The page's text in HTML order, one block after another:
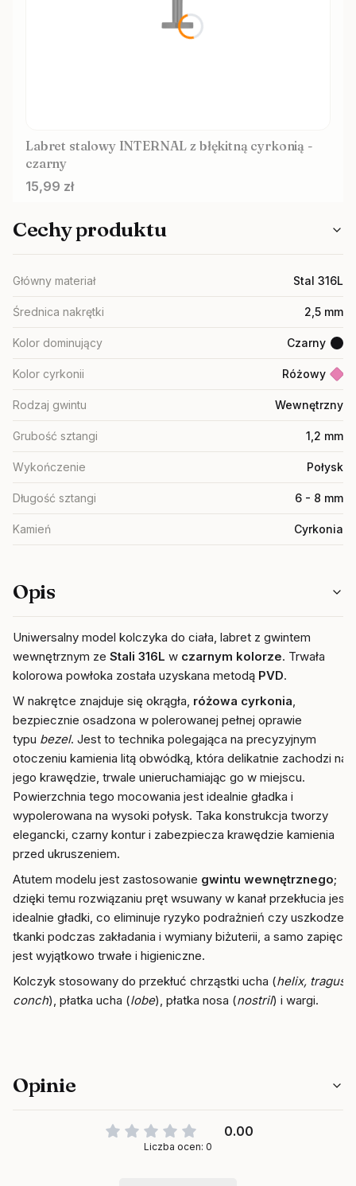
Labret stalowy INTERNAL z błękitną cyrkonią -
czarny
Cena
15,99 zł
Cechy produktu
Główny materiał Stal 316L
Średnica nakrętki 2,5 mm
Kolor dominujący Czarny
Kolor cyrkonii Różowy
Rodzaj gwintu Wewnętrzny
Grubość sztangi 1,2 mm
Wykończenie Połysk
Długość sztangi 6 - 8 mm
Kamień Cyrkonia
Opis
Uniwersalny model kolczyka do ciała, labret z gwintem
wewnętrznym ze Stali 316L w czarnym kolorze. Trwała
kolorowa powłoka została uzyskana metodą PVD.
W nakrętce znajduje się okrągła, różowa cyrkonia,
bezpiecznie osadzona w polerowanej pełnej oprawie
typu bezel. Jest to technika polegająca na precyzyjnym
otoczeniu kamienia litą obwódką, która delikatnie zachodzi na
jego krawędzie, trwale unieruchamiając go w miejscu.
Powierzchnia tego mocowania jest idealnie gładka i
wypolerowana na wysoki połysk. Taka konstrukcja tworzy
elegancki, czarny kontur i zabezpiecza krawędzie kamienia
przed ukruszeniem.
Atutem modelu jest zastosowanie gwintu wewnętrznego;
dzięki temu rozwiązaniu pręt wsuwany w kanał przekłucia jest
idealnie gładki, co eliminuje ryzyko podrażnień czy uszkodzeń
tkanki podczas zakładania i wymiany biżuterii, a samo zapięcie
jest wyjątkowo trwałe i higieniczne.
Kolczyk stosowany do przekłuć chrząstki ucha (helix, tragus,
conch), płatka ucha (lobe), płatka nosa (nostril) i wargi.
Opinie
0.00
Liczba ocen: 0